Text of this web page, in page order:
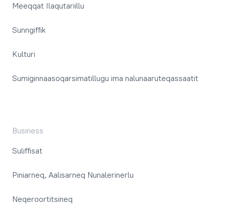
Meeqqat Ilaqutariillu
Sunngiffik
Kulturi
Sumiginnaasoqarsimatillugu ima nalunaaruteqassaatit
Business
Suliffisat
Piniarneq, Aalisarneq Nunalerinerlu
Neqeroortitsineq